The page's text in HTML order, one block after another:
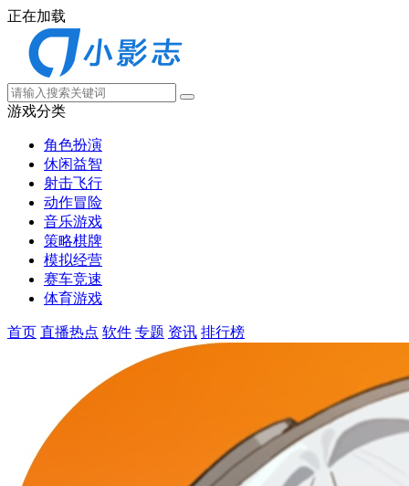
正在加载
游戏分类
角色扮演
休闲益智
射击飞行
动作冒险
音乐游戏
策略棋牌
模拟经营
赛车竞速
体育游戏
首页 直播热点 软件 专题 资讯 排行榜